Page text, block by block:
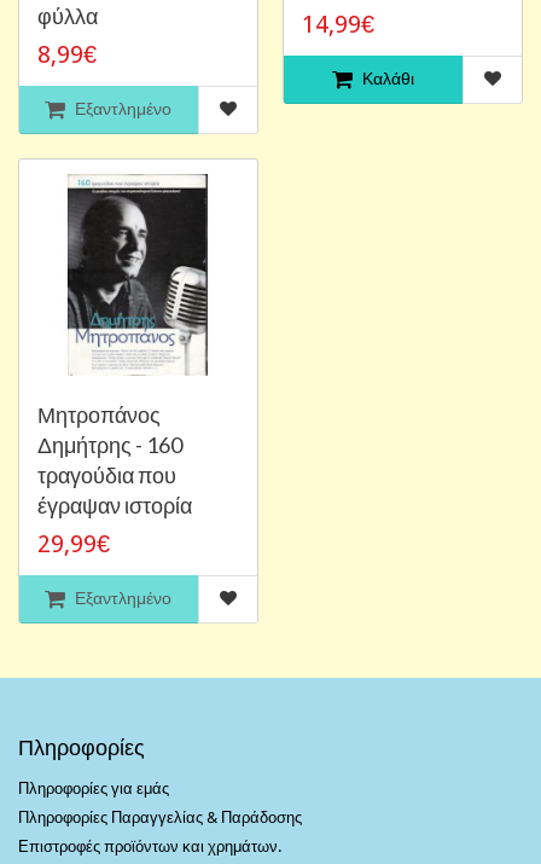
φύλλα
8,99€
Εξαντλημένο
14,99€
Καλάθι
Μητροπάνος
Δημήτρης - 160
τραγούδια που
έγραψαν ιστορία
29,99€
Εξαντλημένο
Πληροφορίες
Πληροφορίες για εμάς
Πληροφορίες Παραγγελίας & Παράδοσης
Επιστροφές προϊόντων και χρημάτων.